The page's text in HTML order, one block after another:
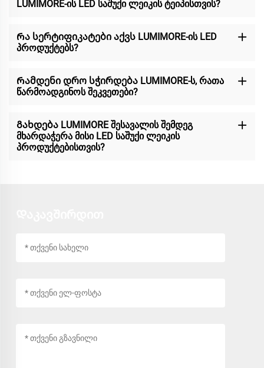
LUMIMORE-ის LED საშუქი ლეიკის ტეიპისთვის?
Რა სერტიფიკატები აქვს LUMIMORE-ის LED
პროდუქტებს?
Რამდენი დრო სჭირდება LUMIMORE-ს, რათა
წარმოადგინოს შეკვეთები?
Გახდება LUMIMORE შესავალის შემდეგ
მხარდაჭერა მისი LED საშუქი ლეიკის
პროდუქტებისთვის?